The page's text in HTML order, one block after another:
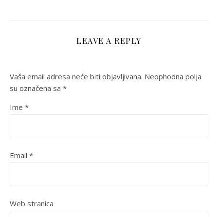
LEAVE A REPLY
Vaša email adresa neće biti objavljivana. Neophodna polja
su označena sa *
Ime *
Email *
Web stranica